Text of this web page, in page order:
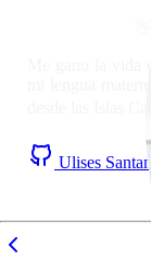
Me gano la
mi lengua
Ulises